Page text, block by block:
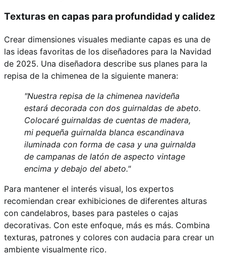
Texturas en capas para profundidad y calidez
Crear dimensiones visuales mediante capas es una de
las ideas favoritas de los diseñadores para la Navidad
de 2025. Una diseñadora describe sus planes para la
repisa de la chimenea de la siguiente manera:
"Nuestra repisa de la chimenea navideña
estará decorada con dos guirnaldas de abeto.
Colocaré guirnaldas de cuentas de madera,
mi pequeña guirnalda blanca escandinava
iluminada con forma de casa y una guirnalda
de campanas de latón de aspecto vintage
encima y debajo del abeto."
Para mantener el interés visual, los expertos
recomiendan crear exhibiciones de diferentes alturas
con candelabros, bases para pasteles o cajas
decorativas. Con este enfoque, más es más. Combina
texturas, patrones y colores con audacia para crear un
ambiente visualmente rico.